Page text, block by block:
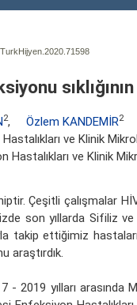
sıklığının
2, Özlem KANDEMİR2
ve Klinik
Hastalıkları ve Klinik
Çeşitli çalışmalar HİV
son yıllarda Sifiliz ve
takip ettiğimiz
araştırdık.
- 2019 yılları arasında